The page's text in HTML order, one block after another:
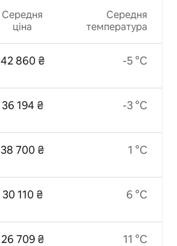
Середня
ціна
42 860 ₴
36 194 ₴
38 700 ₴
30 110 ₴
26 709 ₴
Середня
температура
-5 °C
-3 °C
1 °C
6 °C
11 °C